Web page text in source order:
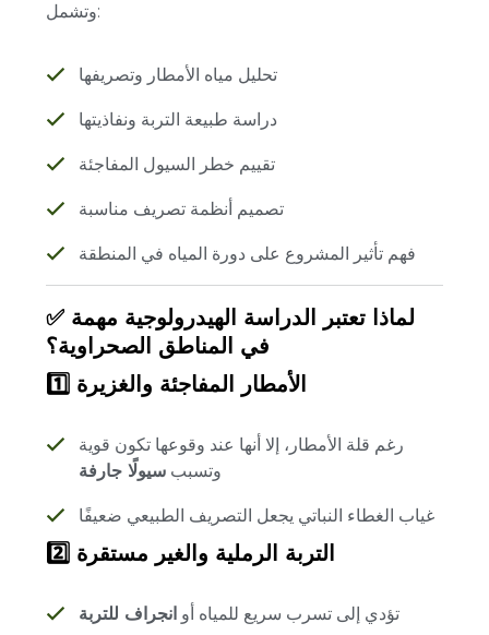
وتشمل:
تحليل مياه الأمطار وتصريفها
دراسة طبيعة التربة ونفاذيتها
تقييم خطر السيول المفاجئة
تصميم أنظمة تصريف مناسبة
فهم تأثير المشروع على دورة المياه في المنطقة
✅ لماذا تعتبر الدراسة الهيدرولوجية مهمة
في المناطق الصحراوية؟
1️⃣ الأمطار المفاجئة والغزيرة
رغم قلة الأمطار، إلا أنها عند وقوعها تكون قوية
وتسبب سيولًا جارفة
غياب الغطاء النباتي يجعل التصريف الطبيعي ضعيفًا
2️⃣ التربة الرملية والغير مستقرة
تؤدي إلى تسرب سريع للمياه أو انجراف للتربة